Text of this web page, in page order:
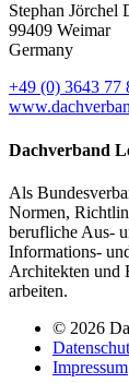
Stephan Jörchel
99409 Weimar
Germany
+49 (0) 3643 77
Dachverband
Als
Normen,
berufliche Aus-
Informations-
Architekten und
arbeiten.
© 2026
Impressum